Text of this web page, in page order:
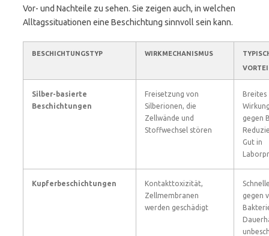
Vor- und Nachteile zu sehen. Sie zeigen auch, in welchen
Alltagssituationen eine Beschichtung sinnvoll sein kann.
BESCHICHTUNGSTYP WIRKMECHANISMUS
Silber-basierte
Beschichtungen
Freisetzung von
Silberionen, die
Zellwände und
Stoffwechsel stören
Breites
gegen
Gut in
Kupferbeschichtungen
Kontakttoxizität,
Zellmembranen
werden geschädigt
gegen